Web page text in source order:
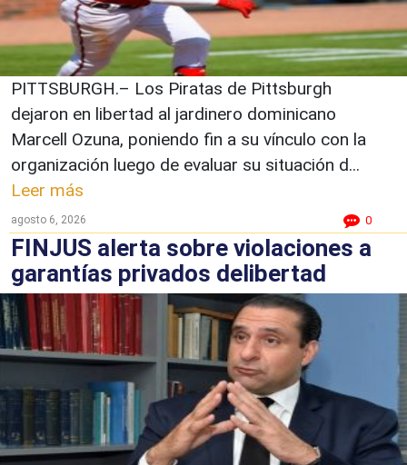
PITTSBURGH.– Los Piratas de Pittsburgh
dejaron en libertad al jardinero dominicano
Marcell Ozuna, poniendo fin a su vínculo con la
organización luego de evaluar su situación d...
Leer más
agosto 6, 2026 0
FINJUS alerta sobre violaciones a
garantías privados delibertad